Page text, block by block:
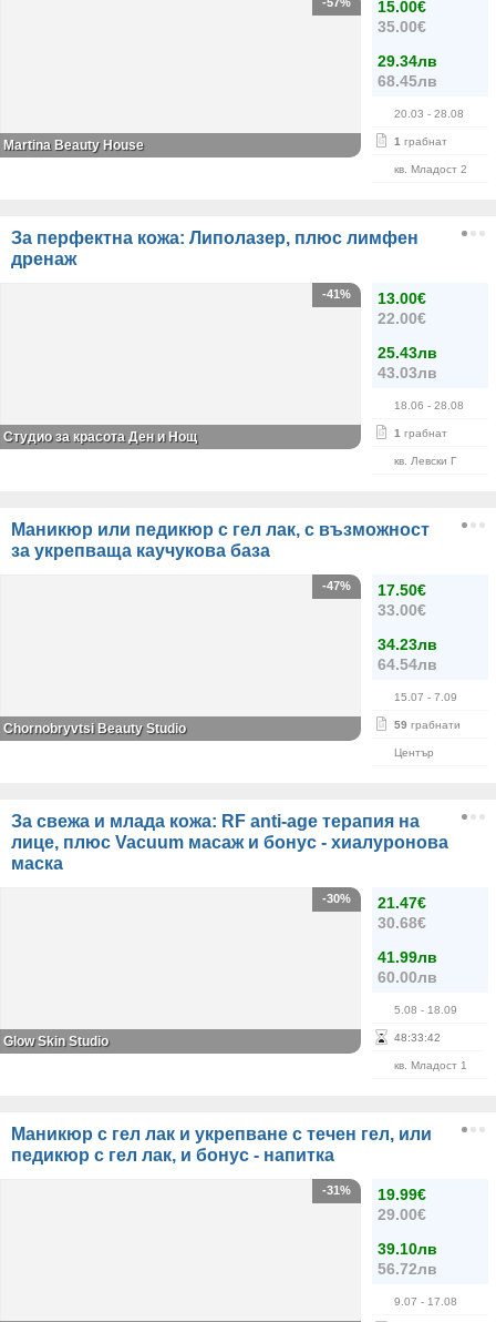
15.00€
35.00€
29.34лв
68.45лв
20.03 - 28.08
1 грабнат
кв. Младост 2
Martina Beauty House
За перфектна кожа: Липолазер, плюс лимфен
дренаж
13.00€
22.00€
25.43лв
43.03лв
18.06 - 28.08
1 грабнат
кв. Левски Г
-41%
Студио за красота Ден и Нощ
Маникюр или педикюр с гел лак, с възможност
за укрепваща каучукова база
17.50€
33.00€
34.23лв
64.54лв
15.07 - 7.09
59 грабнати
Център
-47%
Chornobryvtsi Beauty Studio
За свежа и млада кожа: RF anti-age терапия на
лице, плюс Vacuum масаж и бонус - хиалуронова
маска
21.47€
30.68€
41.99лв
60.00лв
5.08 - 18.09
48:33:42
кв. Младост 1
-30%
Glow Skin Studio
Маникюр с гел лак и укрепване с течен гел, или
педикюр с гел лак, и бонус - напитка
19.99€
29.00€
39.10лв
56.72лв
9.07 - 17.08
-31%